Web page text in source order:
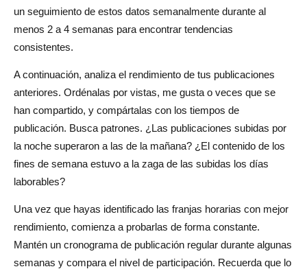
un seguimiento de estos datos semanalmente durante al
menos 2 a 4 semanas para encontrar tendencias
consistentes.
A continuación, analiza el rendimiento de tus publicaciones
anteriores. Ordénalas por vistas, me gusta o veces que se
han compartido, y compártalas con los tiempos de
publicación. Busca patrones. ¿Las publicaciones subidas por
la noche superaron a las de la mañana? ¿El contenido de los
fines de semana estuvo a la zaga de las subidas los días
laborables?
Una vez que hayas identificado las franjas horarias con mejor
rendimiento, comienza a probarlas de forma constante.
Mantén un cronograma de publicación regular durante algunas
semanas y compara el nivel de participación. Recuerda que lo